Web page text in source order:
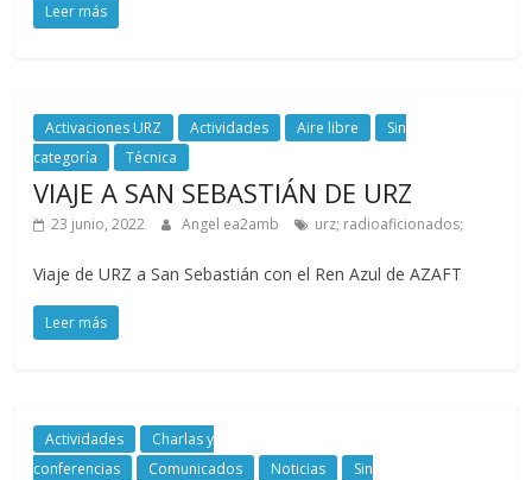
Leer más
Activaciones URZ Actividades Aire libre
Sin
categoría
Técnica
VIAJE A SAN SEBASTIÁN DE URZ
23 junio, 2022 Angel ea2amb urz; radioaficionados;
Viaje de URZ a San Sebastián con el Ren Azul de AZAFT
Leer más
Actividades
Charlas y
conferencias
Comunicados Noticias
Sin